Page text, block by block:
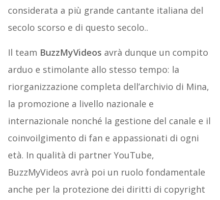
considerata a più grande cantante italiana del
secolo scorso e di questo secolo..
Il team BuzzMyVideos avrà dunque un compito
arduo e stimolante allo stesso tempo: la
riorganizzazione completa dell’archivio di Mina,
la promozione a livello nazionale e
internazionale nonché la gestione del canale e il
coinvoilgimento di fan e appassionati di ogni
età. In qualità di partner YouTube,
BuzzMyVideos avrà poi un ruolo fondamentale
anche per la protezione dei diritti di copyright